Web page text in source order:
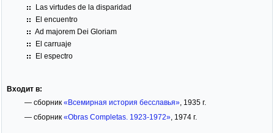
Las virtudes de la disparidad
El encuentro
Ad majorem Dei Gloriam
El carruaje
El espectro
Входит в:
— сборник «Всемирная история бесславья», 1935 г.
— сборник «Obras Completas. 1923-1972», 1974 г.